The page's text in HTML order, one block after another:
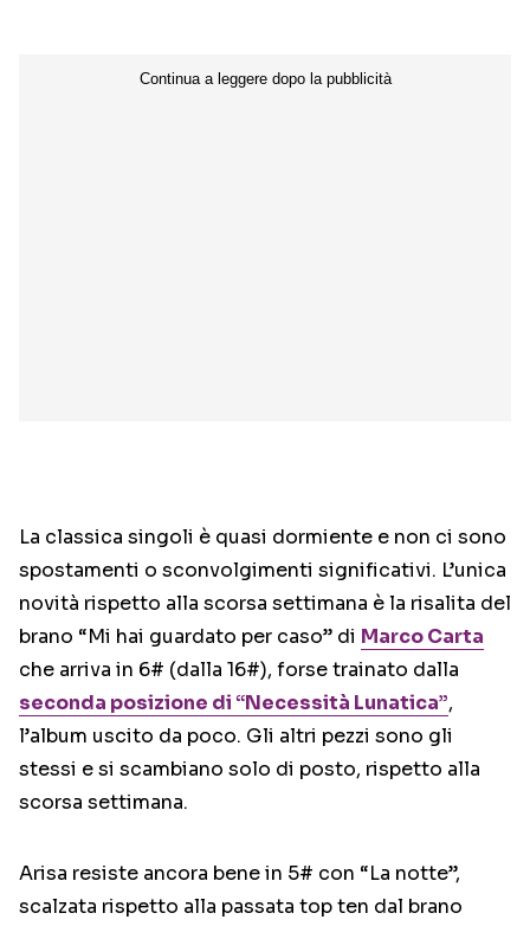
La classica singoli è quasi dormiente e non ci sono
spostamenti o sconvolgimenti significativi. L’unica
novità rispetto alla scorsa settimana è la risalita del
brano “Mi hai guardato per caso” di Marco Carta
che arriva in 6# (dalla 16#), forse trainato dalla
seconda posizione di “Necessità Lunatica”,
l’album uscito da poco. Gli altri pezzi sono gli
stessi e si scambiano solo di posto, rispetto alla
scorsa settimana.
Arisa resiste ancora bene in 5# con “La notte”,
scalzata rispetto alla passata top ten dal brano